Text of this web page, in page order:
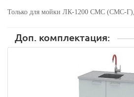
Только для мойки ЛК-1200 СМС (СМС-
Доп. комплектация: